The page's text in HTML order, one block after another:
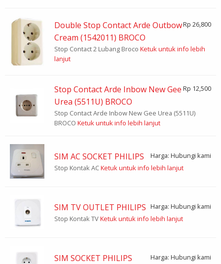
Double Stop Contact Arde Outbow
Cream (1542011) BROCO
Rp 26,800
Stop Contact 2 Lubang Broco Ketuk untuk info lebih
lanjut
Stop Contact Arde Inbow New Gee
Urea (5511U) BROCO
Rp 12,500
Stop Contact Arde Inbow New Gee Urea (5511U)
BROCO Ketuk untuk info lebih lanjut
SIM AC SOCKET PHILIPS
Harga: Hubungi kami
Stop Kontak ACKetuk untuk info lebih lanjut
SIM TV OUTLET PHILIPS Harga: Hubungi kami
Stop Kontak TVKetuk untuk info lebih lanjut
SIM SOCKET PHILIPS
Harga: Hubungi kami